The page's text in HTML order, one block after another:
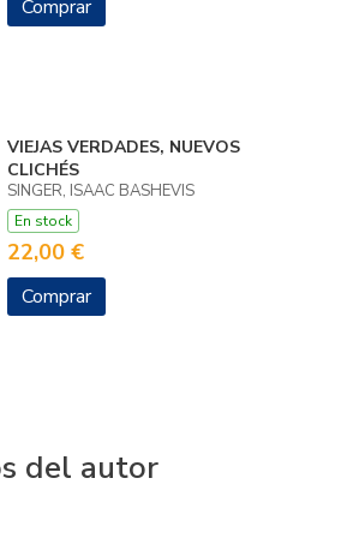
Comprar
VIEJAS VERDADES, NUEVOS
CLICHÉS
SINGER, ISAAC BASHEVIS
En stock
22,00 €
Comprar
del autor